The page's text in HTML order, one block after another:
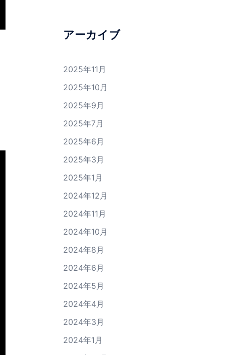
アーカイブ
2025年11月
2025年10月
2025年9月
2025年7月
2025年6月
2025年3月
2025年1月
2024年12月
2024年11月
2024年10月
2024年8月
2024年6月
2024年5月
2024年4月
2024年3月
2024年1月